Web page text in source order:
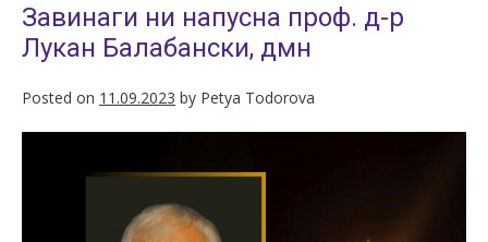
Завинаги ни напусна проф. д-р
Лукан Балабански, дмн
Posted on 11.09.2023 by Petya Todorova